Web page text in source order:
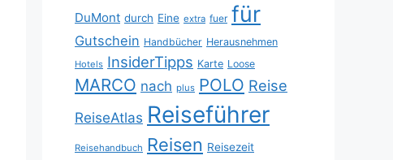
DuMont durch Eine extra fuer für
Gutschein Handbücher Herausnehmen
Hotels InsiderTipps Karte Loose
MARCO nach plus POLO Reise
ReiseAtlas Reiseführer
Reisehandbuch Reisen Reisezeit